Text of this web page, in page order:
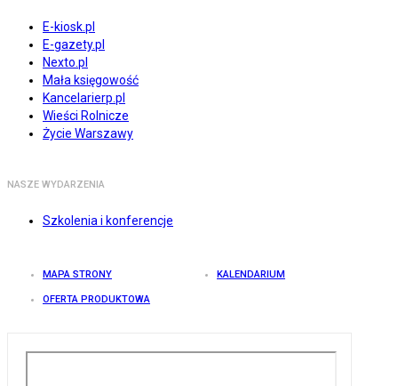
E-kiosk.pl
E-gazety.pl
Nexto.pl
Mała księgowość
Kancelarierp.pl
Wieści Rolnicze
Życie Warszawy
NASZE WYDARZENIA
Szkolenia i konferencje
MAPA STRONY KALENDARIUM
OFERTA PRODUKTOWA